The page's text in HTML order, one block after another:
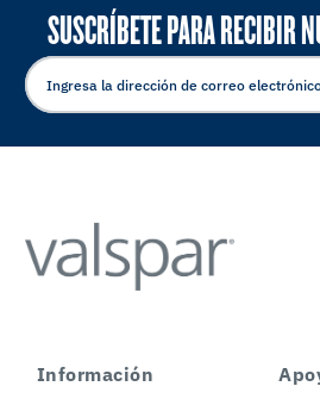
SUSCRÍBETE PARA RECIBIR
ELECTRÓNICO
Información